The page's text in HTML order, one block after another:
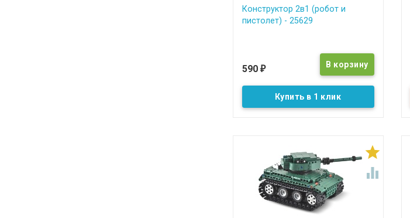
Конструктор 2в1 (робот и
пистолет) - 25629
590 ₽
Купить в 1 клик

